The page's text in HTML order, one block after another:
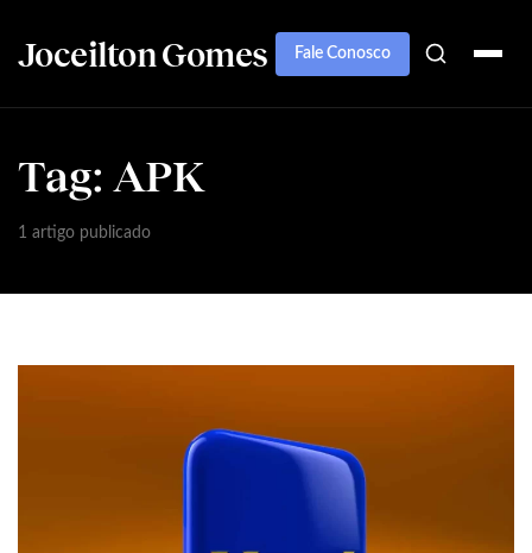
Joceilton Gomes Fale Conosco
Tag: APK
1 artigo publicado